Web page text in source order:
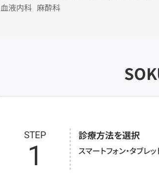
血液内科 麻酔科
STEP
1
診療方法を選択
スマートフォン・タブレ